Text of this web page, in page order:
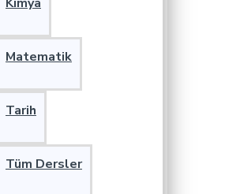
Matematik
Tarih
Tüm Dersler